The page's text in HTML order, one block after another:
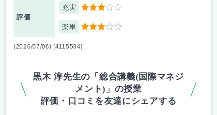
評価
充実 3
楽単 3
(2026/07/06) [4115594]
黒木 淳先生の「総合講義(国際マネジ
メント)」の授業
評価・口コミを友達にシェアする